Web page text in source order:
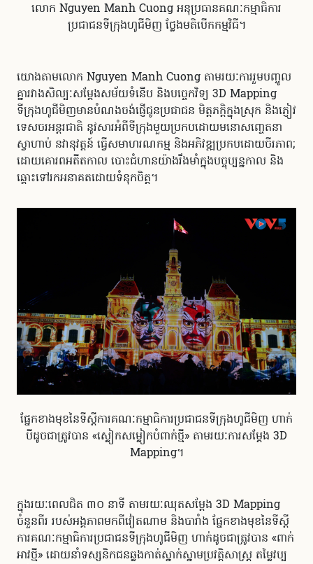
លោក Nguyen Manh Cuong អនុប្រធានគណៈកម្មាធិការ
ប្រជាជនទីក្រុងហូជីមិញ ថ្លែងមតិបើកកម្មវិធី។
យោងតាមលោក Nguyen Manh Cuong តាមរយៈការរួមបញ្ចូល
គ្នារវាងសិល្បៈសម្តែងសម័យទំនើប និងបច្ចេកវិទ្យ 3D Mapping
ទីក្រុងហូជីមិញមានបំណងចង់ផ្ញើជូនប្រជាជន មិត្តភក្តិក្នុង​ស្រុក និងភ្ញៀវ
ទេសចរអន្តរជាតិ នូវសារអំពីទីក្រុងមួយប្រកបដោយមនោសញ្ចេតនា
ស្វាហាប់ នវានុវត្តន៍ ធ្វើសមាហរណកម្ម និងអភិវឌ្ឍប្រកបដោយចីរភាព;
ដោយគោរពអតីតកាល បោះជំហានយ៉ាងរឹងមាំក្នុងបច្ចុប្បន្នកាល និង
ឆ្ពោះទៅរក​អនាគតដោយ​ទំនុក​ចិត្ត​។
ផ្នែកខាងមុខនៃទីស្តីការគណៈកម្មាធិការប្រជាជនទីក្រុងហូជីមិញ ហាក់
បីដូចជាត្រូវបាន «ស្លៀក​សម្លៀកបំពាក់ថ្មី» តាមរយៈការសម្តែង 3D
Mapping។
ក្នុងរយៈពេលជិត ៣០ នាទី តាមរយៈឈុតសម្តែង 3D Mapping
ចំនួនពីរ របស់​អង្គភាពមកពីវៀតណាម និងបារាំង ផ្នែកខាងមុខនៃទីស្តី
ការគណៈកម្មាធិការប្រជាជនទីក្រុងហូជីមិញ ហាក់ដូចជាត្រូវបាន «ពាក់​
អាវថ្មី» ដោយនាំ​ទស្សនិកជន​ឆ្លងកាត់ស្នាក់ស្នាមប្រវត្តិសាស្ត្រ តម្លៃវប្ប